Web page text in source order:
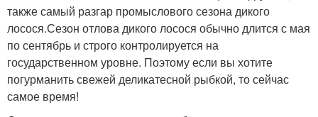
также самый разгар промыслового сезона дикого
лосося.Сезон отлова дикого лосося обычно длится с мая
по сентябрь и строго контролируется на
государственном уровне. Поэтому если вы хотите
погурманить свежей деликатесной рыбкой, то сейчас
самое время!